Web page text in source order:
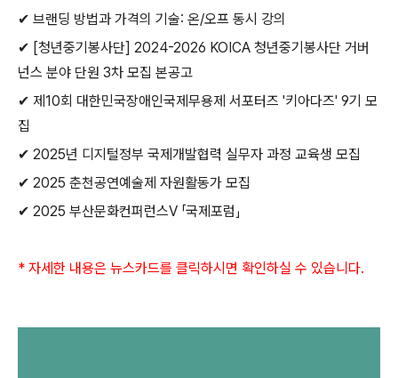
✔ 브랜딩 방법과 가격의 기술: 온/오프 동시 강의
✔ [청년중기봉사단] 2024-2026 KOICA 청년중기봉사단 거버
넌스 분야 단원 3차 모집 본공고
✔ 제 10회 대한민국장애인국제무용제 서포터즈 '키아다즈' 9기 모
집
✔ 2025년 디지털정부 국제개발협력 실무자 과정 교육생 모집
✔ 2025 춘천공연예술제 자원활동가 모집
✔ 2025 부산문화컨퍼런스Ⅴ 「국제포럼」
* 자세한 내용은 뉴스카드를 클릭하시면 확인하실 수 있습니다.